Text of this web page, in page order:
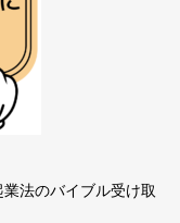
法のバイブル受け取